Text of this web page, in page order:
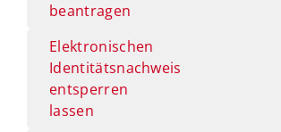
beantragen
Elektronischen
Identitätsnachweis
entsperren
lassen